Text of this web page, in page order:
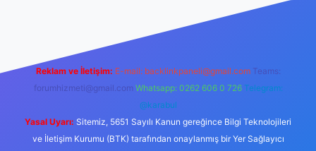
Reklam ve İletişim: E-mail: backlinkpaneli@gmail.com Teams:
forumhizmeti@gmail.com Whatsapp: 0262 606 0 726 Telegram:
@karabul
Yasal Uyarı: Sitemiz, 5651 Sayılı Kanun gereğince Bilgi Teknolojileri
ve İletişim Kurumu (BTK) tarafından onaylanmış bir Yer Sağlayıcı